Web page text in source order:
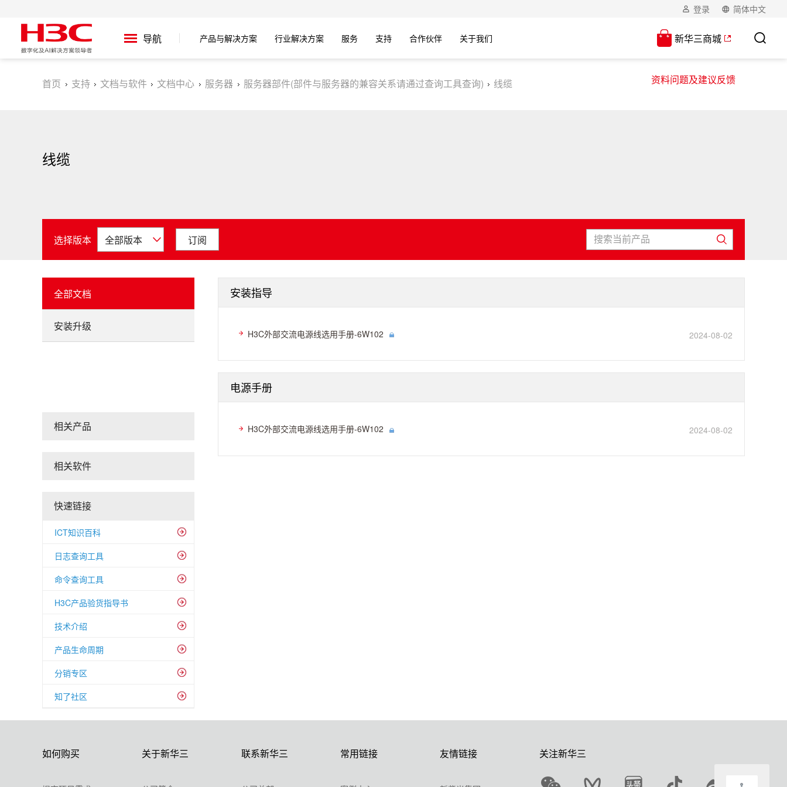
登录 简体中文
导航 产品与解决方案 行业解决方案 服务 支持 合作伙伴 关于我们 新华三商城
资料问题及建议反馈
首页 支持 文档与软件 文档中心 服务器 服务器部件(部件与服务器的兼容关系请通过查询工具查询) 线缆
线缆
选择版本 订阅
全部文档
安装升级
相关产品
相关软件
快速链接
ICT知识百科
日志查询工具
命令查询工具
H3C产品验货指导书
技术介绍
产品生命周期
分销专区
知了社区
安装指导
H3C外部交流电源线选用手册-6W102 2024-08-02
电源手册
H3C外部交流电源线选用手册-6W102 2024-08-02
如何购买 关于新华三 联系新华三 常用链接 友情链接 关注新华三